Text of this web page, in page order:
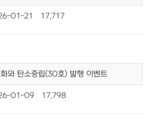
01-21 17,717
화와 탄소중립(30호) 발행 이벤트
01-09 17,798